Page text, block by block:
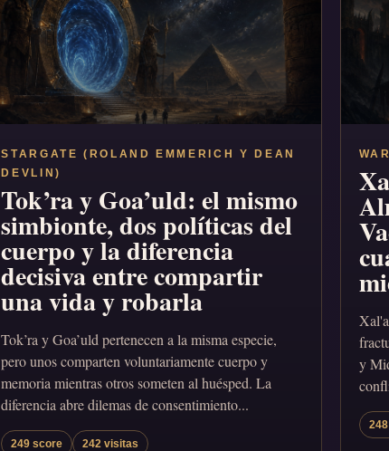
STARGATE (ROLAND EMMERICH Y DEAN
DEVLIN)
Tok’ra y Goa’uld: el mismo
simbionte, dos políticas del
cuerpo y la diferencia
decisiva entre compartir
una vida y robarla
Tok’ra y Goa’uld pertenecen a la misma especie,
pero unos comparten voluntariamente cuerpo y
memoria mientras otros someten al huésped. La
diferencia abre dilemas de consentimiento...
249 score 242 visitas
y